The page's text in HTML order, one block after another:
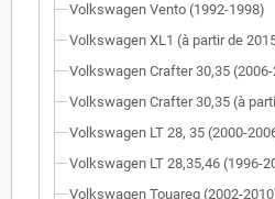
Volkswagen Vento (1992-1998)
Volkswagen XL1 (à partir de
Volkswagen Crafter 30,35
Volkswagen Crafter 30,35 (à
Volkswagen LT 28, 35 (2000-
Volkswagen LT 28,35,46 (1996-
Volkswagen Touareg (2002-